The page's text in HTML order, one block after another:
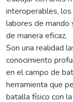
interoperables,
labores de mando
de manera eficaz.
Son una realidad
conocimiento
en el campo de
herramienta que
batalla físico con